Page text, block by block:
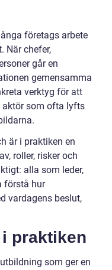
företags arbete
När chefer,
går en
gemensamma
verktyg för att
aktör som ofta lyfts
är i praktiken en
roller, risker och
alla som leder,
förstå hur
vardagens beslut,
praktiken
som ger en